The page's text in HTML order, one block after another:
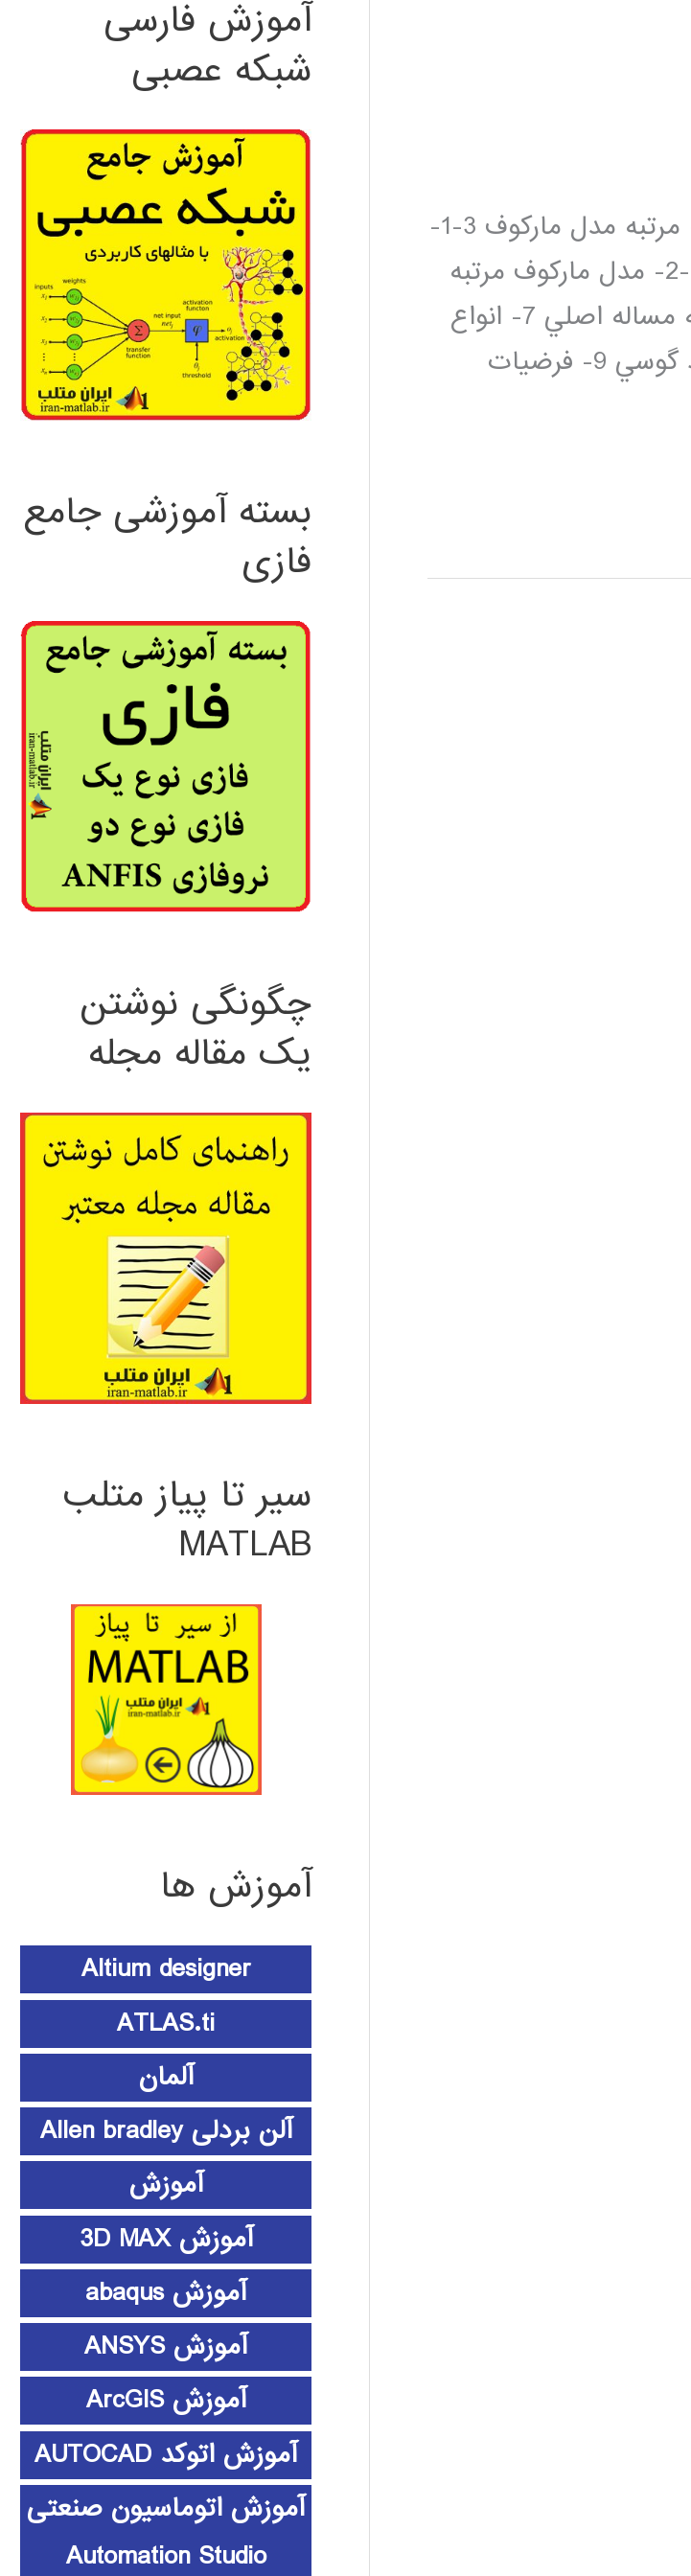
فهرست مطالب 1- مقدمه 2- فرآيند مارکوف گسسته 3- مرتبه مدل مارکوف 3-1-
مدل مارکوف مرتبه صفر 3-2- مدل مارکوف مرتبه اول 3-2- مدل مارکوف مرتبه
m ام 4- مدل مخفي مارکوف 5- يک مثال واقعي 6- سه مساله اصلي 7- انواع
مدلهاي مخفي مارکوف و HMM پيوسته 8- مدل مخلوط گوسي 9- فرضيات
آموزش فارسی
شبکه عصبی
بسته آموزشی جامع
فازی
چگونگی نوشتن
یک مقاله مجله
سیر تا پیاز متلب
MATLAB
آموزش ها
Altium designer
ATLAS.ti
آلمان
آلن بردلی Allen bradley
آموزش
آموزش 3D MAX
آموزش abaqus
آموزش ANSYS
آموزش ArcGIS
آموزش اتوکد AUTOCAD
آموزش اتوماسیون صنعتی
Automation Studio